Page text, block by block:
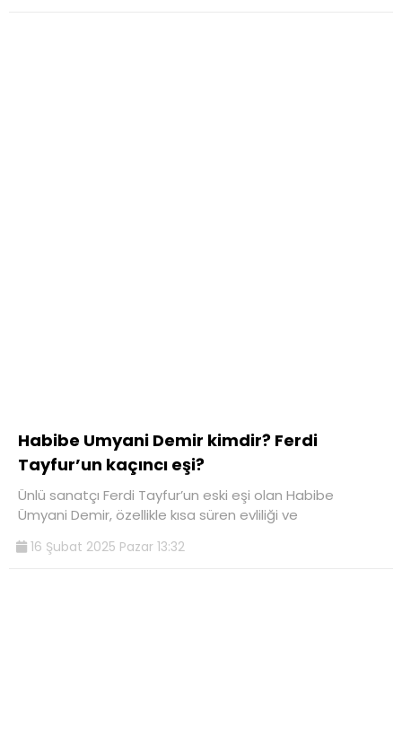
Habibe Umyani Demir kimdir? Ferdi
Tayfur’un kaçıncı eşi?
Ünlü sanatçı Ferdi Tayfur’un eski eşi olan Habibe
Ümyani Demir, özellikle kısa süren evliliği ve
16 Şubat 2025 Pazar 13:32